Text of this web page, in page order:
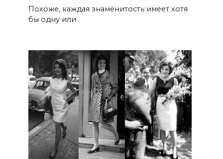
Похоже, каждая знаменитость имеет хотя
бы одну или